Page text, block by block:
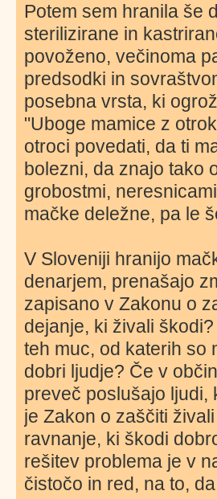
Potem sem hranila še
sterilizirane in
povoženo, večinoma
predsodki in
posebna vrsta, ki
"Uboge mamice z
otroci povedati, da ti
bolezni, da znajo tako
grobostmi,
mačke deležne, pa le
V Sloveniji hranijo
denarjem, prenašajo
zapisano v Zakonu o
dejanje, ki živali
teh muc, od katerih so
dobri ljudje? Če v
preveč poslušajo ljudi,
je Zakon o zaščiti
ravnanje, ki škodi
rešitev problema je v
čistočo in red, na to,